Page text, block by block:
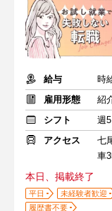
給与
時
雇用形態
紹
シフト
週
アクセス
七
車
本日、掲載終了
平日 未経験者歓迎
履歴書不要